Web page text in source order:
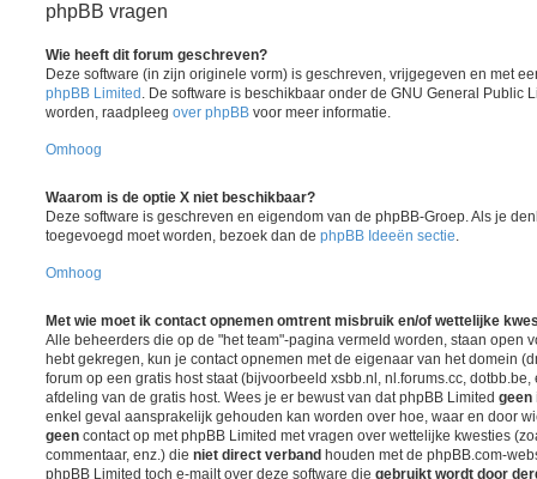
phpBB vragen
Wie heeft dit forum geschreven?
Deze software (in zijn originele vorm) is geschreven, vrijgegeven en met
phpBB Limited . De software is beschikbaar onder de GNU General Public
worden, raadpleeg over phpBB voor meer informatie.
Omhoog
Waarom is de optie X niet beschikbaar?
Deze software is geschreven en eigendom van de phpBB-Groep. Als je
toegevoegd moet worden, bezoek dan de phpBB Ideeën sectie.
Omhoog
Met wie moet ik contact opnemen omtrent misbruik en/of wettelijke
Alle beheerders die op de "het team"-pagina vermeld worden, staan open
hebt gekregen, kun je contact opnemen met de eigenaar van het domein
forum op een gratis host staat (bijvoorbeeld xsbb.nl, nl.forums.cc,
afdeling van de gratis host. Wees je er bewust van dat phpBB Limited geen
enkel geval aansprakelijk gehouden kan worden over hoe, waar en door
geen contact op met phpBB Limited met vragen over wettelijke kwesties
commentaar, enz.) die niet direct verband houden met de phpBB.com-
phpBB Limited toch e-mailt over deze software die gebruikt wordt door